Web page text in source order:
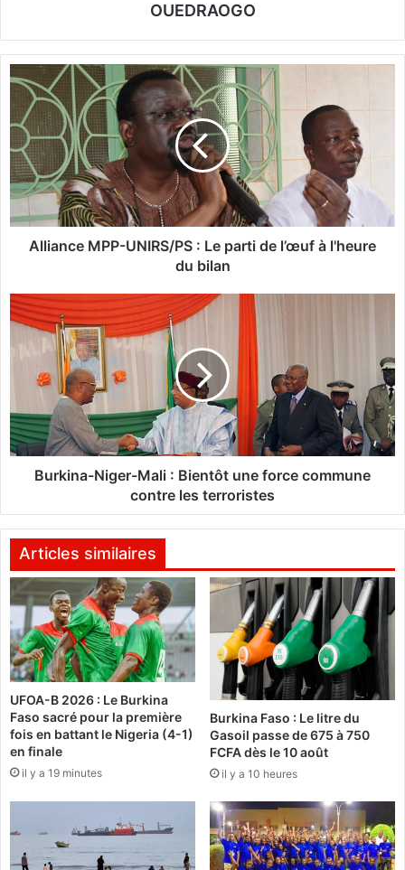
OUEDRAOGO
i
a
n
c
M
U
N
P
S
:
a
d
e
l
’
œ
u
f
à
l
'
u
Alliance MPP-UNIRS/PS : Le parti de l’œuf à l'heure
du bilan
B
u
a
-
N
e
r
M
a
l
i
:
B
i
e
n
t
ô
n
Burkina-Niger-Mali : Bientôt une force commune
contre les terroristes
Articles similaires
UFOA-B 2026 : Le Burkina
Faso sacré pour la première
fois en battant le Nigeria (4-1)
en finale
il y a 19 minutes
Burkina Faso : Le litre du
Gasoil passe de 675 à 750
FCFA dès le 10 août
il y a 10 heures